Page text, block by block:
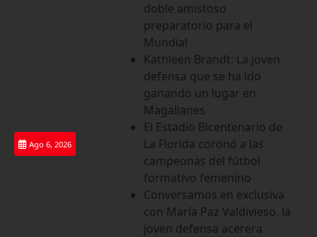
Ago 6, 2026
doble amistoso
preparatorio para el
Mundial
Kathleen Brandt: La joven
defensa que se ha ido
ganando un lugar en
Magallanes
El Estadio Bicentenario de
La Florida coronó a las
campeonas del fútbol
formativo femenino
Conversamos en exclusiva
con María Paz Valdivieso, la
joven defensa acerera